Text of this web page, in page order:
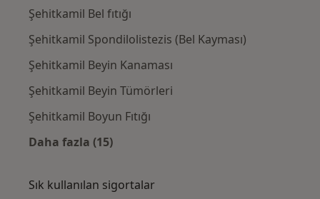
Şehitkamil Bel fıtığı
Şehitkamil Spondilolistezis (Bel Kayması)
Şehitkamil Beyin Kanaması
Şehitkamil Beyin Tümörleri
Şehitkamil Boyun Fıtığı
Daha fazla (15)
Sık kullanılan sigortalar